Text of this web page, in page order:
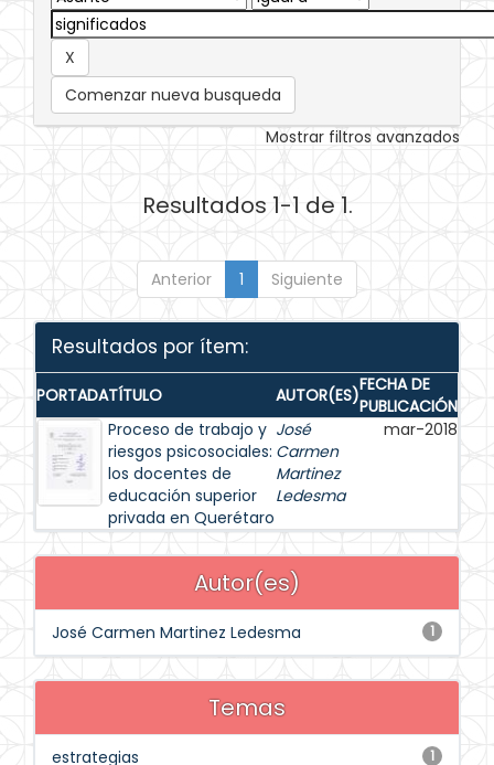
Comenzar nueva busqueda
Mostrar filtros avanzados
Resultados 1-1 de 1.
Anterior 1 Siguiente
Resultados por ítem:
PORTADATÍTULO AUTOR(ES)FECHA DE
PUBLICACIÓN
Proceso de trabajo y
riesgos psicosociales:
los docentes de
educación superior
privada en Querétaro
José
Carmen
Martinez
Ledesma
mar-2018
Autor(es)
1
José Carmen Martinez Ledesma
Temas
1
estrategias